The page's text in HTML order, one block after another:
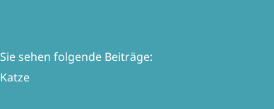
Sie sehen folgende Beiträge:
Katze